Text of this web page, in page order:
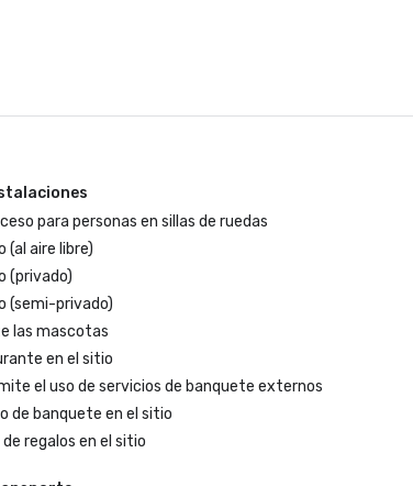
para personas en sillas de ruedas
(al aire libre)
(privado)
(semi-privado)
las mascotas
en el sitio
el uso de servicios de banquete externos
de banquete en el sitio
de regalos en el sitio